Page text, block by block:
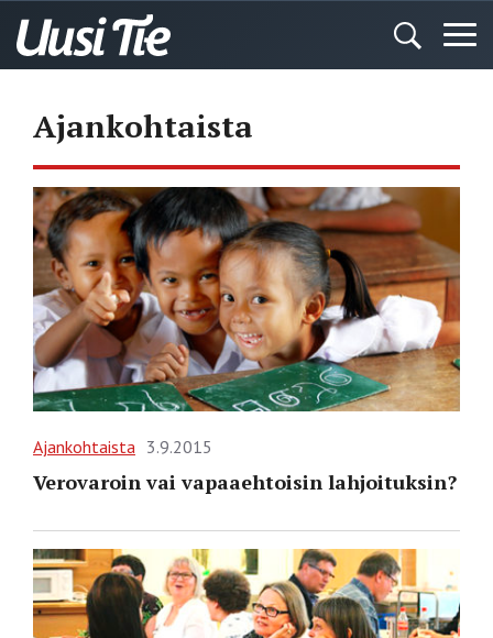
Ajankohtaista
Ajankohtaista 3.9.2015
Verovaroin vai vapaaehtoisin lahjoituksin?